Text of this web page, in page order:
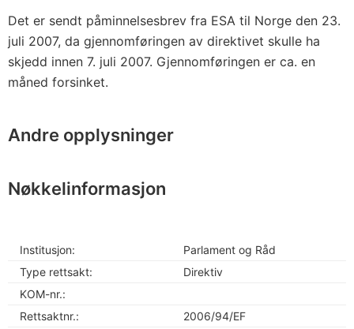
Det er sendt påminnelsesbrev fra ESA til Norge den 23.
juli 2007, da gjennomføringen av direktivet skulle ha
skjedd innen 7. juli 2007. Gjennomføringen er ca. en
måned forsinket.
Andre opplysninger
Nøkkelinformasjon
Institusjon:
Parlament og Råd
Type rettsakt:
Direktiv
KOM-nr.:
Rettsaktnr.:
2006/94/EF